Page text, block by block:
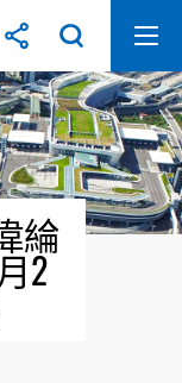
綸
2